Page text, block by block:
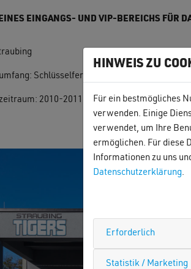
EINGANGS- UND VIP-BEREICHS FÜR
Schlüsselfertige Erstellung
2010-2011
HINWEIS ZU
Für ein bestmögliches
verwenden. Einige
verwendet, um Ihre
ermöglichen. Für diese
Informationen zu uns
Datenschutzerklärung.
Erforderlich
Statistik / Marketing